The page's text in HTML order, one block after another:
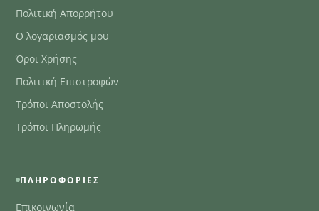
Πολιτική Απορρήτου
Ο λογαριασμός μου
Όροι Χρήσης
Πολιτική Επιστροφών
Τρόποι Αποστολής
Τρόποι Πληρωμής
ΠΛΗΡΟΦΟΡΊΕΣ
Επικοινωνία